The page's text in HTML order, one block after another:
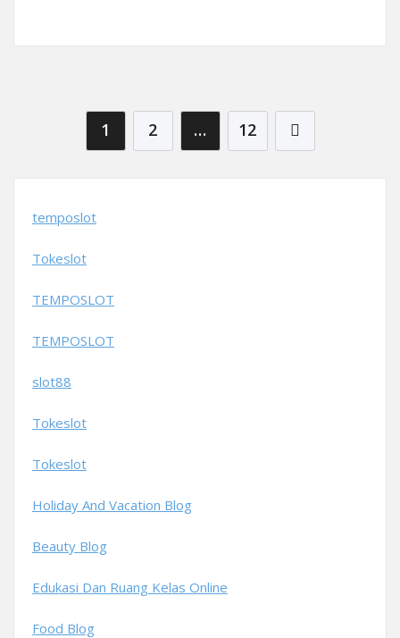
Posts pagination
1 2 … 12
temposlot
Tokeslot
TEMPOSLOT
TEMPOSLOT
slot88
Tokeslot
Tokeslot
Holiday And Vacation Blog
Beauty Blog
Edukasi Dan Ruang Kelas Online
Food Blog